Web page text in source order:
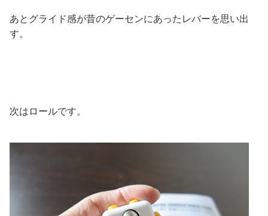
あとグライド感が昔のゲーセンにあったレバーを思い出
す。
次はロールです。